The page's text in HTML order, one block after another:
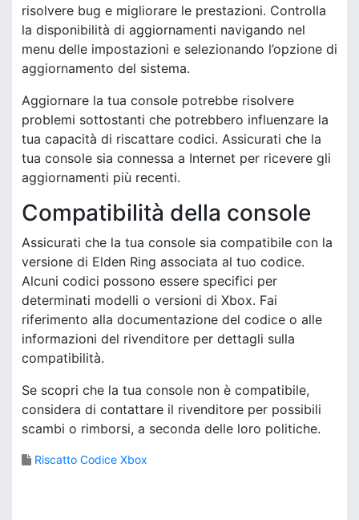
risolvere bug e migliorare le prestazioni. Controlla
la disponibilità di aggiornamenti navigando nel
menu delle impostazioni e selezionando l’opzione di
aggiornamento del sistema.
Aggiornare la tua console potrebbe risolvere
problemi sottostanti che potrebbero influenzare la
tua capacità di riscattare codici. Assicurati che la
tua console sia connessa a Internet per ricevere gli
aggiornamenti più recenti.
Compatibilità della console
Assicurati che la tua console sia compatibile con la
versione di Elden Ring associata al tuo codice.
Alcuni codici possono essere specifici per
determinati modelli o versioni di Xbox. Fai
riferimento alla documentazione del codice o alle
informazioni del rivenditore per dettagli sulla
compatibilità.
Se scopri che la tua console non è compatibile,
considera di contattare il rivenditore per possibili
scambi o rimborsi, a seconda delle loro politiche.
Riscatto Codice Xbox